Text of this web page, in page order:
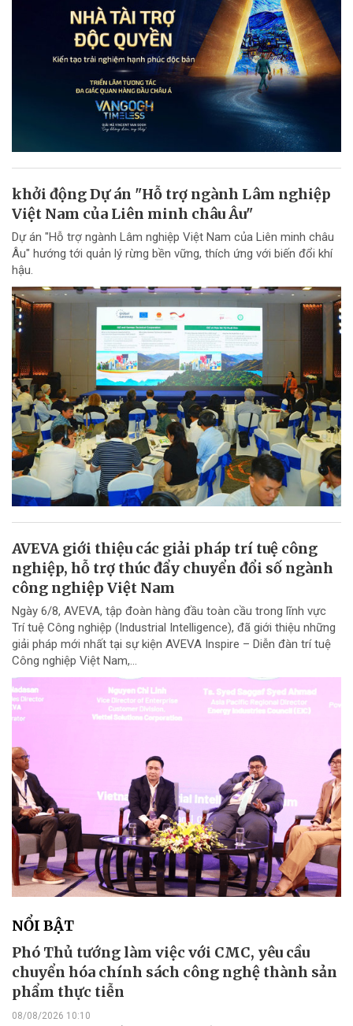
khởi động Dự án "Hỗ trợ ngành Lâm nghiệp
Việt Nam của Liên minh châu Âu"
Dự án "Hỗ trợ ngành Lâm nghiệp Việt Nam của Liên minh châu
Âu" hướng tới quản lý rừng bền vững, thích ứng với biến đổi khí
hậu.
AVEVA giới thiệu các giải pháp trí tuệ công
nghiệp, hỗ trợ thúc đẩy chuyển đổi số ngành
công nghiệp Việt Nam
Ngày 6/8, AVEVA, tập đoàn hàng đầu toàn cầu trong lĩnh vực
Trí tuệ Công nghiệp (Industrial Intelligence), đã giới thiệu những
giải pháp mới nhất tại sự kiện AVEVA Inspire – Diễn đàn trí tuệ
Công nghiệp Việt Nam,...
NỔI BẬT
Phó Thủ tướng làm việc với CMC, yêu cầu
chuyển hóa chính sách công nghệ thành sản
phẩm thực tiễn
08/08/2026 10:10